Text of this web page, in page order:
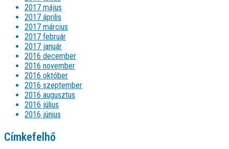
2017 május
2017 április
2017 március
2017 február
2017 január
2016 december
2016 november
2016 október
2016 szeptember
2016 augusztus
2016 július
2016 június
Címkefelhő